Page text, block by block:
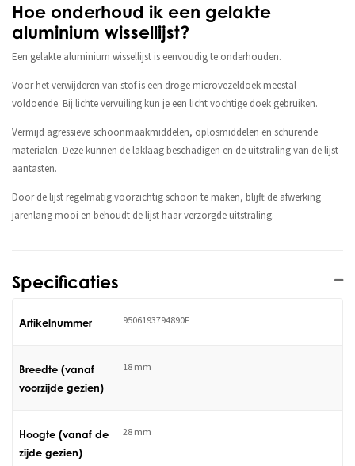
Hoe onderhoud ik een gelakte
aluminium wissellijst?
Een gelakte aluminium wissellijst is eenvoudig te onderhouden.
Voor het verwijderen van stof is een droge microvezeldoek meestal
voldoende. Bij lichte vervuiling kun je een licht vochtige doek gebruiken.
Vermijd agressieve schoonmaakmiddelen, oplosmiddelen en schurende
materialen. Deze kunnen de laklaag beschadigen en de uitstraling van de lijst
aantasten.
Door de lijst regelmatig voorzichtig schoon te maken, blijft de afwerking
jarenlang mooi en behoudt de lijst haar verzorgde uitstraling.
Specificaties
Artikelnummer 9506193794890F
Breedte (vanaf
voorzijde gezien)
18 mm
Hoogte (vanaf de
zijde gezien)
28 mm